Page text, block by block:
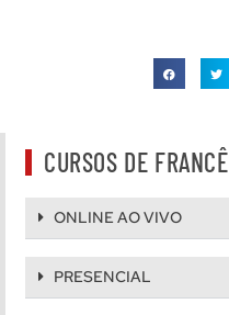
CURSOS DE
ONLINE AO VIVO
PRESENCIAL